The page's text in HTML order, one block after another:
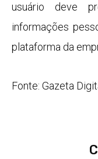
usuário deve
informações
plataforma da
Fonte: Gazeta